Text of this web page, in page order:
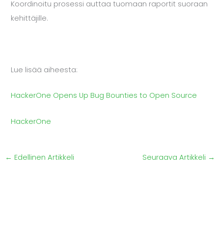
Koordinoitu prosessi auttaa tuomaan raportit suoraan
kehittäjille.
Lue lisää aiheesta:
HackerOne Opens Up Bug Bounties to Open Source
HackerOne
← Edellinen Artikkeli Seuraava Artikkeli →